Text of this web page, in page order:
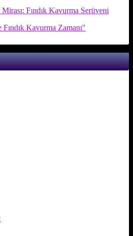
Fındık Kavurma Serüveni
Kavurma Zamanı"